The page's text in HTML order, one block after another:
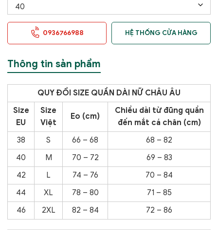
0936766988 HỆ THỐNG CỬA HÀNG
Thông tin sản phẩm
QUY ĐỔI SIZE QUẦN DÀI NỮ CHÂU ÂU
Size
EU
Size
Việt
Eo (cm)
Chiều dài từ đũng quần
đến mắt cá chân (cm)
38
S 66 – 68
68 – 82
40
M 70 – 72
69 – 83
42
L 74 – 76
70 – 84
44
XL 78 – 80
71 – 85
46
2XL 82 – 84 72 – 86